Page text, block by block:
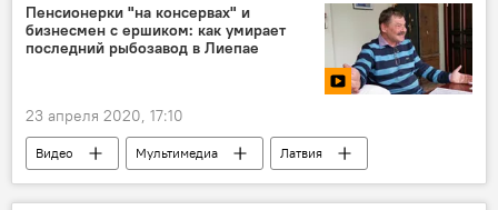
Пенсионерки "на консервах" и
бизнесмен с ершиком: как умирает
последний рыбозавод в Лиепае
23 апреля 2020, 17:10
Видео Мультимедиа
Латвия
Лиепая
завод
консервы